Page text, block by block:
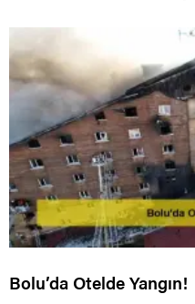
Bolu’da Otelde Yangın!